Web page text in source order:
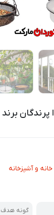
خانه و آشپزخانه
گونه هدف